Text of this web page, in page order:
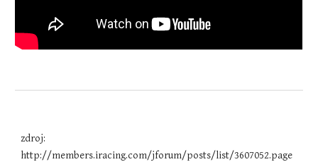
zdroj:
http://members.iracing.com/jforum/posts/list/3607052.page